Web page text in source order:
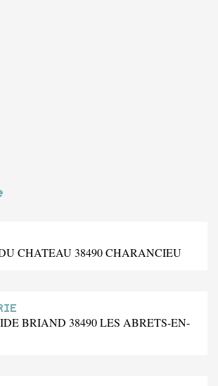
CHATEAU 38490 CHARANCIEU
BRIAND 38490 LES ABRETS-EN-